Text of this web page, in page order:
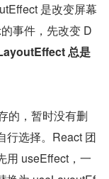
是改变屏幕
事件，先改变 D
总是
的，暂时没有删
行选择。React 团
用 useEffect，一